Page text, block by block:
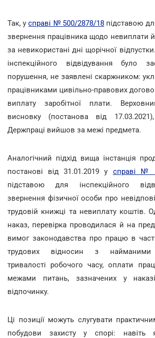
Так, усправі № 500/2878/18 підставою
звернення працівника щодо невиплати
за невикористані дні щорічної
інспекційного відвідування було
порушення, не заявлені скаржником:
працівниками цивільно-правових
виплату заробітної плати.
висновку (постанова від
Держпраці вийшов за межі предмета.
Аналогічний підхід вища інстанція
постанові від 31.01.2019 у справі №
підставою для інспекційного
звернення фізичної особи про
трудовій книжці та невиплату коштів.
наказ, перевірка проводилася й на
вимог законодавства про працю в
трудових відносин з найманими
тривалості робочого часу, оплати
межами питань, зазначених у
відпочинку.
Ці позиції можуть слугувати
побудови захисту у спорі: навіть